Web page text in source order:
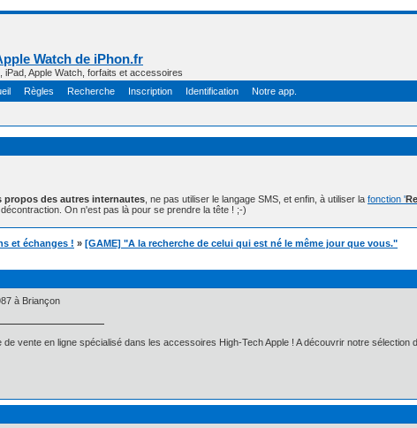
Watch de iPhon.fr
iPad, Apple Watch, forfaits et accessoires
Règles Recherche Inscription Identification Notre app.
propos des autres internautes , ne pas utiliser le langage SMS, et enfin, à utiliser la fonction '
On n'est pas là pour se prendre la tête ! ;-)
et échanges ! » [GAME] "A la recherche de celui qui est né le même jour que vous."
à Briançon
de vente en ligne spécialisé dans les accessoires High-Tech Apple ! A découvrir notre sélection